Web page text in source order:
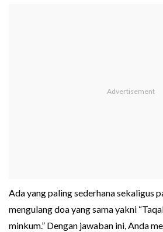
Ada yang paling sederhana sekaligus
mengulang doa yang sama yakni
minkum.” Dengan jawaban ini, Anda